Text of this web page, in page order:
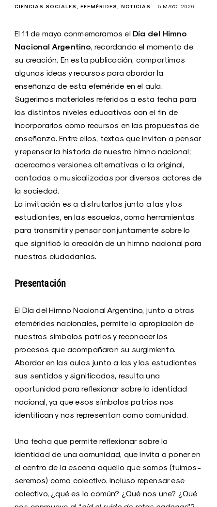
CIENCIAS SOCIALES EFEMÉRIDES NOTICIAS 5 MAYO, 2026
El 11 de mayo conmemoramos el Día del Himno
Nacional Argentino, recordando el momento de
su creación. En esta publicación, compartimos
algunas ideas y recursos para abordar la
enseñanza de esta efeméride en el aula.
Sugerimos materiales referidos a esta fecha para
los distintos niveles educativos con el fin de
incorporarlos como recursos en las propuestas de
enseñanza. Entre ellos, textos que invitan a pensar
y repensar la historia de nuestro himno nacional;
acercamos versiones alternativas a la original,
cantadas o musicalizadas por diversos actores de
la sociedad.
La invitación es a disfrutarlos junto a las y los
estudiantes, en las escuelas, como herramientas
para transmitir y pensar conjuntamente sobre lo
que significó la creación de un himno nacional para
nuestras ciudadanías.
Presentación
El Día del Himno Nacional Argentino, junto a otras
efemérides nacionales, permite la apropiación de
nuestros símbolos patrios y reconocer los
procesos que acompañaron su surgimiento.
Abordar en las aulas junto a las y los estudiantes
sus sentidos y significados, resulta una
oportunidad para reflexionar sobre la identidad
nacional, ya que esos símbolos patrios nos
identifican y nos representan como comunidad.
Una fecha que permite reflexionar sobre la
identidad de una comunidad, que invita a poner en
el centro de la escena aquello que somos (fuimos-
seremos) como colectivo. Incluso repensar ese
colectivo, ¿qué es lo común? ¿Qué nos une? ¿Qué